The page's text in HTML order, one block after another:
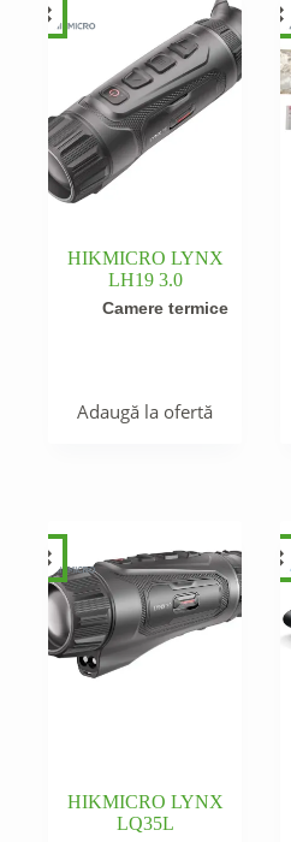
HIKMICRO LYNX
LH19 3.0
Camere termice
Adaugă la ofertă
HIKMICRO LYNX
LQ35L